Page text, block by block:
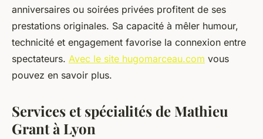
anniversaires ou soirées privées profitent de ses
prestations originales. Sa capacité à mêler humour,
technicité et engagement favorise la connexion entre
spectateurs. Avec le site hugomarceau.com vous
pouvez en savoir plus.
Services et spécialités de Mathieu
Grant à Lyon